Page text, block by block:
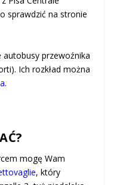
sprawdzić na stronie
autobusy przewoźnika
Ich rozkład można
.
mogę Wam
, który